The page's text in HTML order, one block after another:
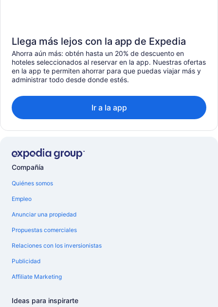
Llega más lejos con la app de Expedia
Ahorra aún más: obtén hasta un 20% de descuento en
hoteles seleccionados al reservar en la app. Nuestras ofertas
en la app te permiten ahorrar para que puedas viajar más y
administrar todo desde donde estés.
Ir a la app
Compañía
Quiénes somos
Empleo
Anunciar una propiedad
Propuestas comerciales
Relaciones con los inversionistas
Publicidad
Affiliate Marketing
Ideas para inspirarte